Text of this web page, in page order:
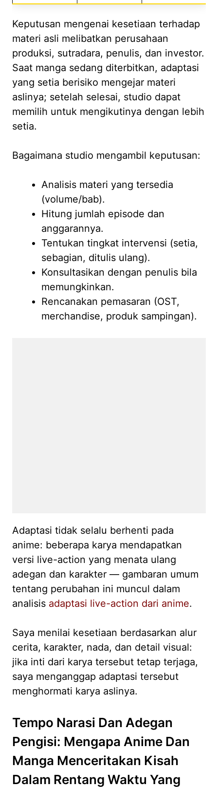
Keputusan mengenai kesetiaan terhadap
materi asli melibatkan perusahaan
produksi, sutradara, penulis, dan investor.
Saat manga sedang diterbitkan, adaptasi
yang setia berisiko mengejar materi
aslinya; setelah selesai, studio dapat
memilih untuk mengikutinya dengan lebih
setia.
Bagaimana studio mengambil keputusan:
Analisis materi yang tersedia
(volume/bab).
Hitung jumlah episode dan
anggarannya.
Tentukan tingkat intervensi (setia,
sebagian, ditulis ulang).
Konsultasikan dengan penulis bila
memungkinkan.
Rencanakan pemasaran (OST,
merchandise, produk sampingan).
Adaptasi tidak selalu berhenti pada
anime: beberapa karya mendapatkan
versi live-action yang menata ulang
adegan dan karakter — gambaran umum
tentang perubahan ini muncul dalam
analisis adaptasi live-action dari anime.
Saya menilai kesetiaan berdasarkan alur
cerita, karakter, nada, dan detail visual:
jika inti dari karya tersebut tetap terjaga,
saya menganggap adaptasi tersebut
menghormati karya aslinya.
Tempo Narasi Dan Adegan
Pengisi: Mengapa Anime Dan
Manga Menceritakan Kisah
Dalam Rentang Waktu Yang